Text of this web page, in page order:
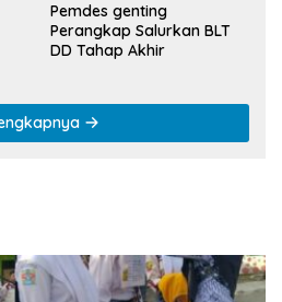
Pemdes genting
Perangkap Salurkan BLT
DD Tahap Akhir